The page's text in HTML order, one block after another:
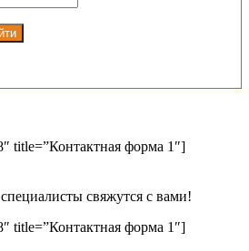
title=”Контактная форма 1″]
свяжутся с вами!
title=”Контактная форма 1″]